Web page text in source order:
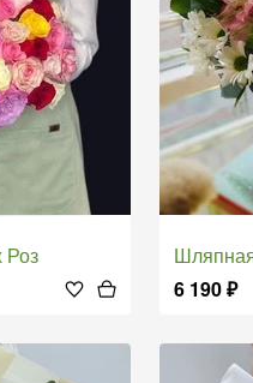
Роз
Шляпная
6 190₽